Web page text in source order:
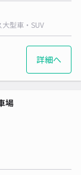
大型車・SUV
詳細へ
場